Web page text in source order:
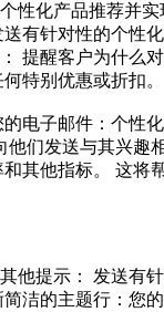
性化产品推荐并
有针对性的个性
提醒客户为什么
特别优惠或折扣
电子邮件：个性
们发送与其兴趣
其他指标。 这
他提示： 发送
洁的主题行：